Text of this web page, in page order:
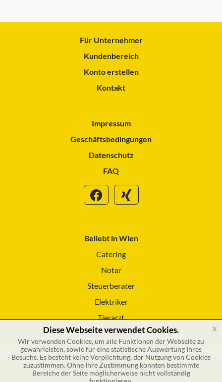
Für Unternehmer
Kundenbereich
Konto erstellen
Kontakt
Impressum
Geschäftsbedingungen
Datenschutz
FAQ
Beliebt in Wien
Catering
Notar
Steuerberater
Elektriker
Tierarzt
Reinigungsservice
© 2026 GSOL – Online Marketing GmbH
Diese Webseite verwendet Cookies.
Wir verwenden Cookies, um alle Funktionen der Webseite zu
gewährleisten, sowie für eine statistische Auswertung Ihres
Besuchs. Es besteht keine Verplichtung, der Nutzung von Cookies
zuzustimmen. Ohne Ihre Zustimmung könnten bestimmte
Bereiche der Seite möglicherweise nicht vollständig
x